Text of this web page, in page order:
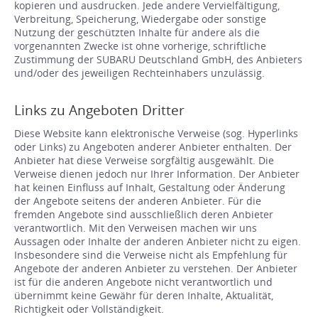
kopieren und ausdrucken. Jede andere Vervielfältigung,
Verbreitung, Speicherung, Wiedergabe oder sonstige
Nutzung der geschützten Inhalte für andere als die
vorgenannten Zwecke ist ohne vorherige, schriftliche
Zustimmung der SUBARU Deutschland GmbH, des Anbieters
und/oder des jeweiligen Rechteinhabers unzulässig.
Links zu Angeboten Dritter
Diese Website kann elektronische Verweise (sog. Hyperlinks
oder Links) zu Angeboten anderer Anbieter enthalten. Der
Anbieter hat diese Verweise sorgfältig ausgewählt. Die
Verweise dienen jedoch nur Ihrer Information. Der Anbieter
hat keinen Einfluss auf Inhalt, Gestaltung oder Änderung
der Angebote seitens der anderen Anbieter. Für die
fremden Angebote sind ausschließlich deren Anbieter
verantwortlich. Mit den Verweisen machen wir uns
Aussagen oder Inhalte der anderen Anbieter nicht zu eigen.
Insbesondere sind die Verweise nicht als Empfehlung für
Angebote der anderen Anbieter zu verstehen. Der Anbieter
ist für die anderen Angebote nicht verantwortlich und
übernimmt keine Gewähr für deren Inhalte, Aktualität,
Richtigkeit oder Vollständigkeit.